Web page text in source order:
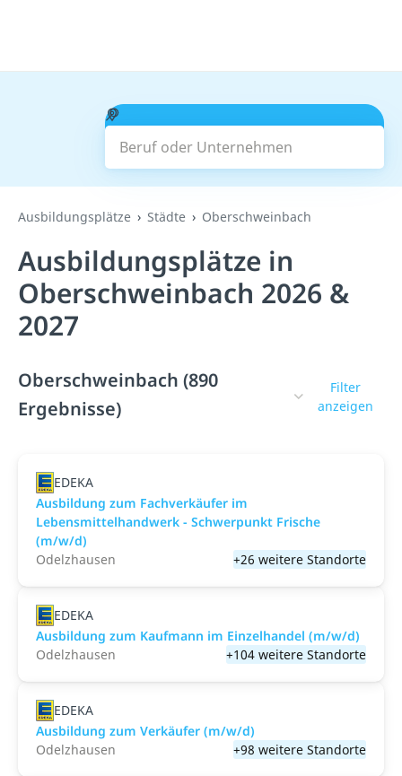
Beruf oder Unternehmen
Suchen
Ausbildungsplätze Städte Oberschweinbach
Ausbildungsplätze in
Oberschweinbach 2026 &
2027
Oberschweinbach (890
Ergebnisse)
Filter
anzeigen
EDEKA
Ausbildung zum Fachverkäufer im
Lebensmittelhandwerk - Schwerpunkt Frische
(m/w/d)
Odelzhausen
+26 weitere Standorte
EDEKA
Ausbildung zum Kaufmann im Einzelhandel (m/w/d)
Odelzhausen
+104 weitere Standorte
EDEKA
Ausbildung zum Verkäufer (m/w/d)
Odelzhausen
+98 weitere Standorte